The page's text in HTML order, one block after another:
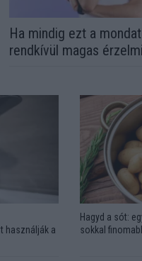
Ha mindig ezt a
rendkívül magas
használják a
Hagyd a sót:
sokkal